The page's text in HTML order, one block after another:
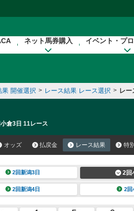
ネット馬券購入 イベント・プ
果 開催選択 > レース結果 レース選択 > レー
倉3日 11レース
オッズ 払戻金 レース結果 特
2回新潟3日 2回
2回新潟4日 2回